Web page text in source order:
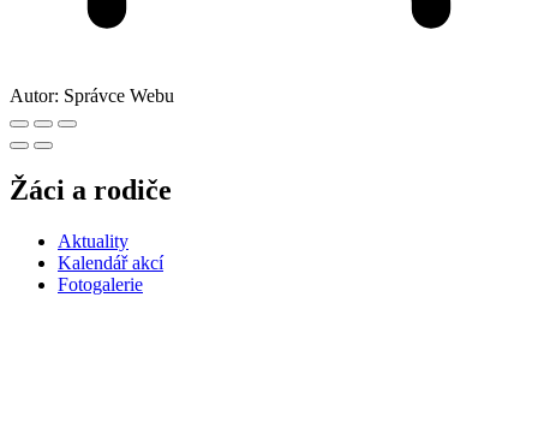
Autor: Správce Webu
Žáci a rodiče
Aktuality
Kalendář akcí
Fotogalerie